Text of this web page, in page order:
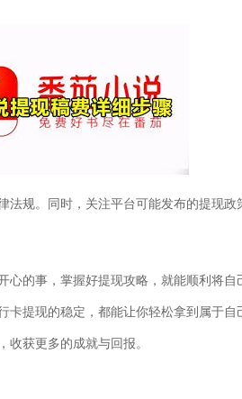
法规。同时，关注平台可能发布的提现
心的事，掌握好提现攻略，就能顺利将自
提现的稳定，都能让你轻松拿到属于自
获更多的成就与回报。